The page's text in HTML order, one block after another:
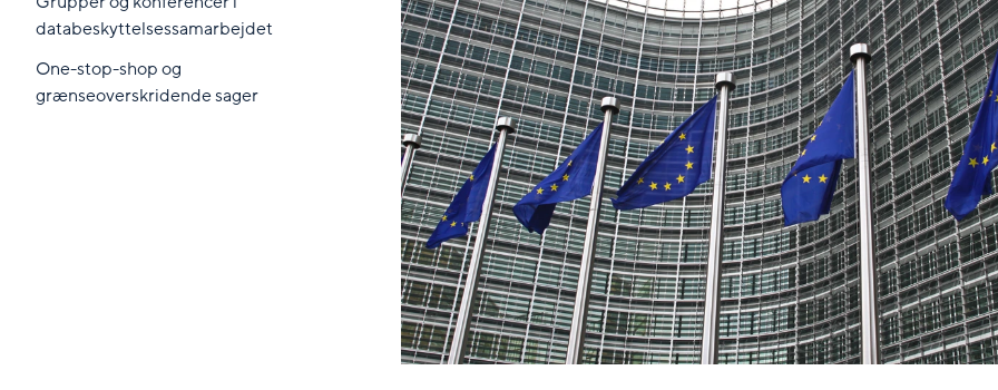
databeskyttelsessamarbejdet
One-stop-shop og
grænseoverskridende sager